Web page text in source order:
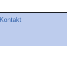
Kontakt